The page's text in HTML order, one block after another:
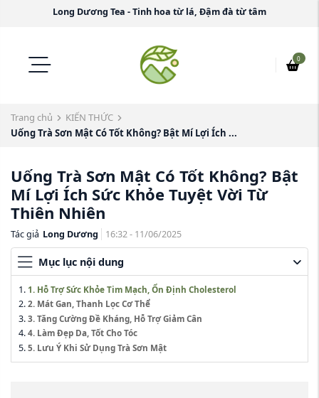
Long Dương Tea - Tinh hoa từ lá, Đậm đà từ tâm
0
Trang chủ
KIẾN THỨC
Uống Trà Sơn Mật Có Tốt Không? Bật Mí Lợi Ích ...
Uống Trà Sơn Mật Có Tốt Không? Bật
Mí Lợi Ích Sức Khỏe Tuyệt Vời Từ
Thiên Nhiên
Tác giả Long Dương 16:32 - 11/06/2025
Mục lục nội dung
1. Hỗ Trợ Sức Khỏe Tim Mạch, Ổn Định Cholesterol
2. Mát Gan, Thanh Lọc Cơ Thể
3. Tăng Cường Đề Kháng, Hỗ Trợ Giảm Cân
4. Làm Đẹp Da, Tốt Cho Tóc
5. Lưu Ý Khi Sử Dụng Trà Sơn Mật